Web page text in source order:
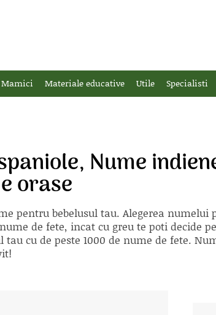
Mamici Materiale educative Utile Specialisti
Nume
orase
pentru bebelusul tau. Alegerea numelui
de fete, incat cu greu te poti decide
cu de peste 1000 de nume de fete.